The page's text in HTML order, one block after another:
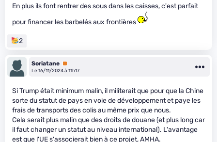
En plus ils font rentrer des sous dans les caisses, c'est parfait
pour financer les barbelés aux frontières
2
Soriatane Premium
Le 16/11/2024 à 11h17
Si Trump était minimum malin, il militerait que pour que la Chine
sorte du statut de pays en voie de développement et paye les
frais de transports des colis au même prix que nous.
Cela serait plus malin que des droits de douane (et plus long car
il faut changer un statut au niveau international). L'avantage
est que l'UE s'associerait bien à ce projet, AMHA.